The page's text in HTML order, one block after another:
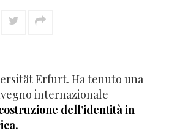
Erfurt. Ha tenuto una
internazionale
dell’identità in